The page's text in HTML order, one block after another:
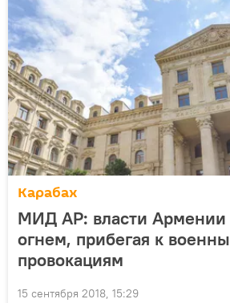
Карабах
МИД АР: власти Армении
огнем, прибегая к
провокациям
15 сентября 2018, 15:29